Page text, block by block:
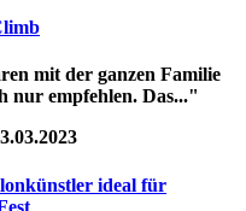
mit der ganzen Familie
nur empfehlen. Das..."
ideal für